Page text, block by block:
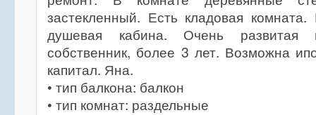
застекленный. Есть кладовая
душевая кабина. Очень развитая
собственник, более 3 лет. Возможна
капитал. Яна.
• тип балкона: балкон
• тип комнат: раздельные